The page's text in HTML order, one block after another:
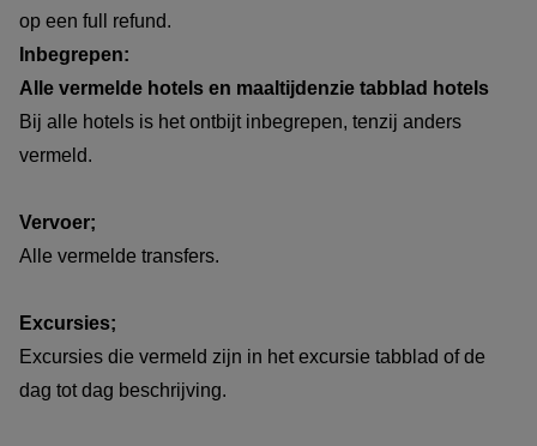
op een full refund.
Inbegrepen:
Alle vermelde hotels en maaltijdenzie tabblad hotels
Bij alle hotels is het ontbijt inbegrepen, tenzij anders
vermeld.
Vervoer;
Alle vermelde transfers.
Excursies;
Excursies die vermeld zijn in het excursie tabblad of de
dag tot dag beschrijving.